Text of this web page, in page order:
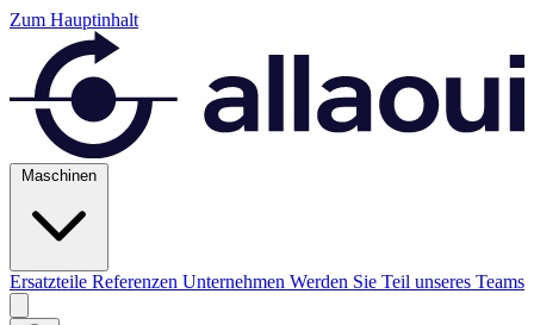
Zum Hauptinhalt
Maschinen
Ersatzteile Referenzen Unternehmen Werden Sie Teil unseres Teams